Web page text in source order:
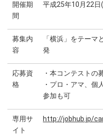
開催期
間
平成25年10月22
募集内
容
「横浜」をテーマ
発
応募資
格
・本コンテストの
・プロ・アマ、個
参加も可
専用サ
イト
http://jobhub.jp/